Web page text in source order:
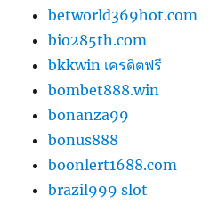
betworld369hot.com
bio285th.com
bkkwin เครดิตฟรี
bombet888.win
bonanza99
bonus888
boonlert1688.com
brazil999 slot